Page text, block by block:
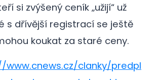
si zvýšený ceník „užijí“ už
s dřívější registrací se ještě
koukat za staré ceny.
www.cnews.cz/clanky/predpl